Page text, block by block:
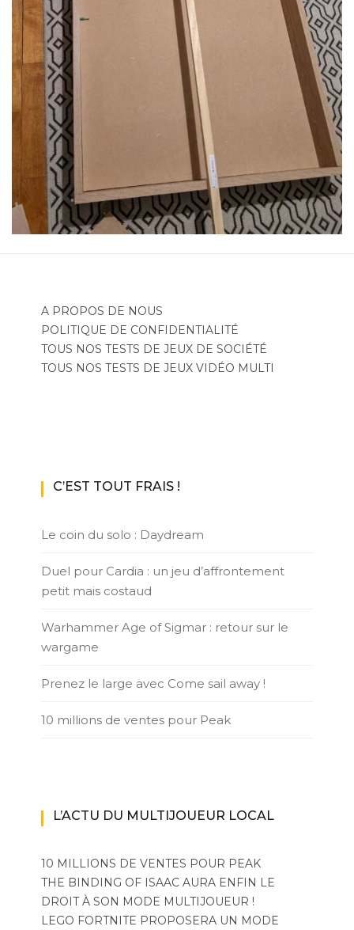
A PROPOS DE NOUS
POLITIQUE DE CONFIDENTIALITÉ
TOUS NOS TESTS DE JEUX DE SOCIÉTÉ
TOUS NOS TESTS DE JEUX VIDÉO MULTI
C’EST TOUT FRAIS !
Le coin du solo : Daydream
Duel pour Cardia : un jeu d’affrontement
petit mais costaud
Warhammer Age of Sigmar : retour sur le
wargame
Prenez le large avec Come sail away !
10 millions de ventes pour Peak
L’ACTU DU MULTIJOUEUR LOCAL
10 MILLIONS DE VENTES POUR PEAK
THE BINDING OF ISAAC AURA ENFIN LE
DROIT À SON MODE MULTIJOUEUR !
LEGO FORTNITE PROPOSERA UN MODE